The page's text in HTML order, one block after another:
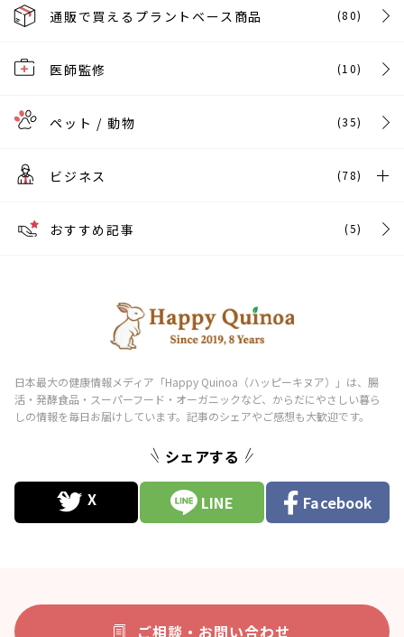
通販で買えるプラントベース商品 (80)
医師監修 (10)
ペット / 動物 (35)
ビジネス (78)
おすすめ記事 (5)
シェアする
LINE Facebook
ご相談・お問い合わせ